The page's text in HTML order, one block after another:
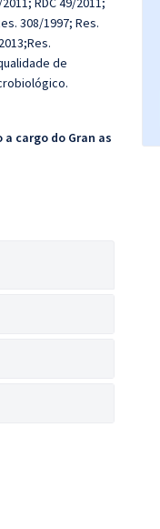
308/1997; Res.
de
cargo do Gran as